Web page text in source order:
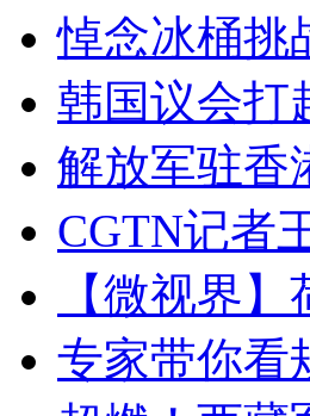
悼念冰桶挑
韩国议会打
解放军驻香
CGTN记者
【微视界
专家带你看